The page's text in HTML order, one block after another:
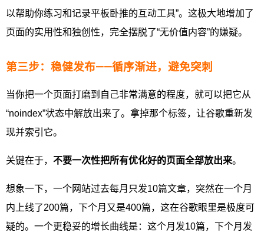
以帮助你练习和记录平板卧推的互动工具”。这极大地增加了
页面的实用性和独创性，完全摆脱了“无价值内容”的嫌疑。
第三步：稳健发布——循序渐进，避免突刺
当你把一个页面打磨到自己非常满意的程度，就可以把它从
“noindex”状态中解放出来了。拿掉那个标签，让谷歌重新发
现并索引它。
关键在于， 不要一次性把所有优化好的页面全部放出来。
想象一下，一个网站过去每月只发10篇文章，突然在一个月
内上线了200篇，下个月又是400篇，这在谷歌眼里是极度可
疑的。一个更稳妥的增长曲线是：这个月发10篇，下个月发